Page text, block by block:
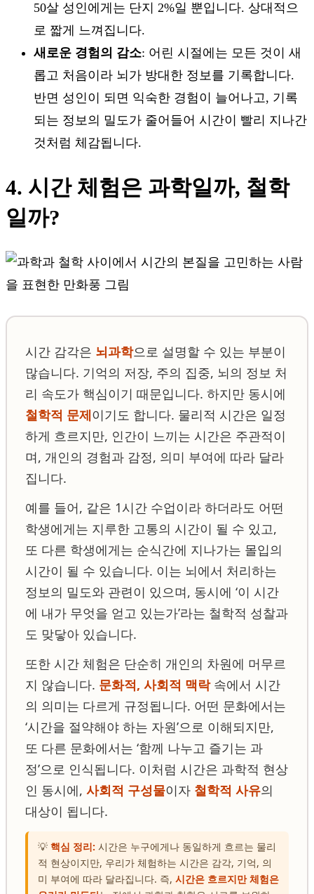
50살 성인에게는 단지 2%일 뿐입니다. 상대적으
로 짧게 느껴집니다.
새로운 경험의 감소: 어린 시절에는 모든 것이 새
롭고 처음이라 뇌가 방대한 정보를 기록합니다.
반면 성인이 되면 익숙한 경험이 늘어나고, 기록
되는 정보의 밀도가 줄어들어 시간이 빨리 지나간
것처럼 체감됩니다.
4. 시간 체험은 과학일까, 철학
일까?
시간 감각은 뇌과학으로 설명할 수 있는 부분이
많습니다. 기억의 저장, 주의 집중, 뇌의 정보 처
리 속도가 핵심이기 때문입니다. 하지만 동시에
철학적 문제이기도 합니다. 물리적 시간은 일정
하게 흐르지만, 인간이 느끼는 시간은 주관적이
며, 개인의 경험과 감정, 의미 부여에 따라 달라
집니다.
예를 들어, 같은 1시간 수업이라 하더라도 어떤
학생에게는 지루한 고통의 시간이 될 수 있고,
또 다른 학생에게는 순식간에 지나가는 몰입의
시간이 될 수 있습니다. 이는 뇌에서 처리하는
정보의 밀도와 관련이 있으며, 동시에 ‘이 시간
에 내가 무엇을 얻고 있는가’라는 철학적 성찰과
도 맞닿아 있습니다.
또한 시간 체험은 단순히 개인의 차원에 머무르
지 않습니다. 문화적, 사회적 맥락속에서 시간
의 의미는 다르게 규정됩니다. 어떤 문화에서는
‘시간을 절약해야 하는 자원’으로 이해되지만,
또 다른 문화에서는 ‘함께 나누고 즐기는 과
정’으로 인식됩니다. 이처럼 시간은 과학적 현상
인 동시에, 사회적 구성물이자 철학적 사유의
대상이 됩니다.
💡 핵심 정리: 시간은 누구에게나 동일하게 흐르는 물리
적 현상이지만, 우리가 체험하는 시간은 감각, 기억, 의
미 부여에 따라 달라집니다. 즉, 시간은 흐르지만 체험은